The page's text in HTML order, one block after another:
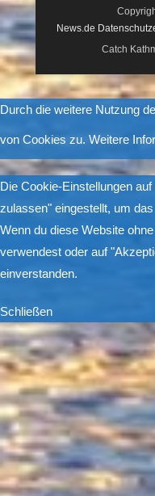
News.de
Catch
Durch die weitere Nutzung
von Cookies zu. Weitere
Die Cookie-Einstellungen
zulassen" eingestellt, um
Wenn du diese Website
verwendest oder auf
einverstanden.
Schließen